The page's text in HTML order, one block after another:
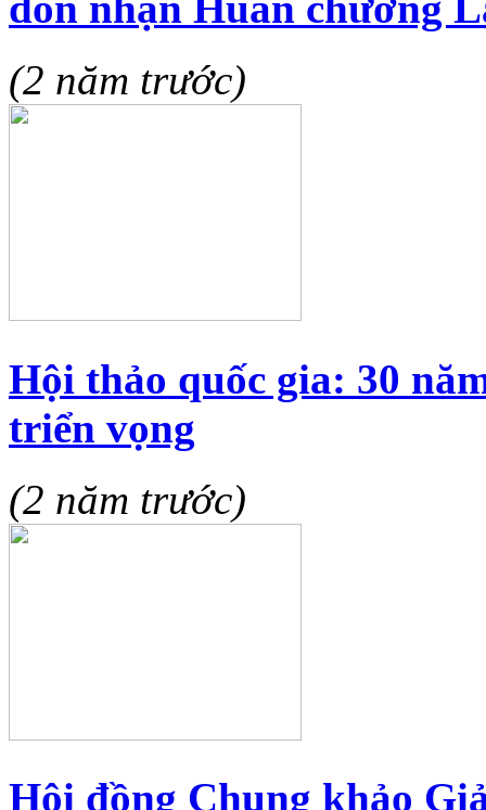
(2 năm trước)
Hội thảo quốc gia: 30
triển vọng
(2 năm trước)
Hội đồng Chung khảo